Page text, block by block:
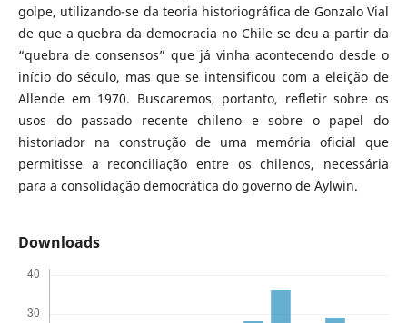
golpe, utilizando-se da teoria historiográfica de Gonzalo Vial
de que a quebra da democracia no Chile se deu a partir da
“quebra de consensos” que já vinha acontecendo desde o
início do século, mas que se intensificou com a eleição de
Allende em 1970. Buscaremos, portanto, refletir sobre os
usos do passado recente chileno e sobre o papel do
historiador na construção de uma memória oficial que
permitisse a reconciliação entre os chilenos, necessária
para a consolidação democrática do governo de Aylwin.
Downloads